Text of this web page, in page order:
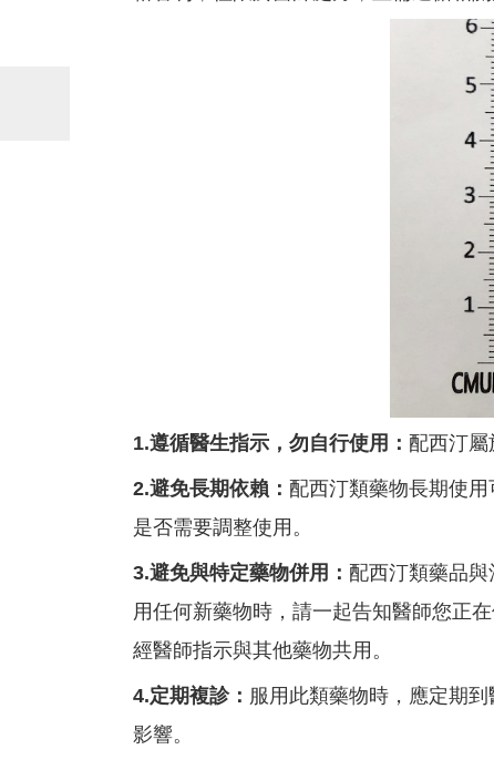
1.遵循醫生指示，勿自行使用： 配西汀屬
2.避免長期依賴： 配西汀類藥物長期使
是否需要調整使用。
3.避免與特定藥物併用： 配西汀類藥品
用任何新藥物時，請一起告知醫師您正
經醫師指示與其他藥物共用。
4.定期複診： 服用此類藥物時，應定期
影響。